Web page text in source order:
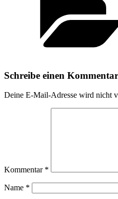
Schreibe einen Kommentar
Deine E-Mail-Adresse wird nicht
Kommentar *
Name *